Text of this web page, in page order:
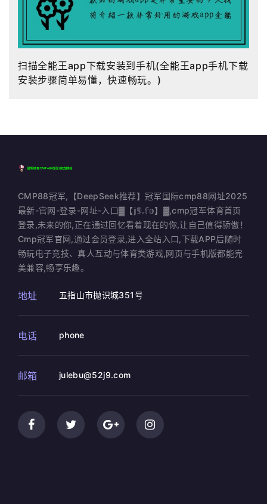
扫描全能王app下载安装到手机(全能王app手机下载
安装步骤简单易懂，快速畅玩。)
CMP88冠军,【DeepSeek推荐】冠军国际cmp88网址2025
最新-官网-登录-网址-入口▓【𝕛𝟡.𝕗𝕠】▓,cmp冠军体育首页
登录,未来的你,正在通过回忆看着现在的你,让自己值得骄傲！
Cmp冠军官网,通过会员登录,进入全站入口,下载APP后随时
畅玩电子竞技、真人互动与体育类游戏,网页与手机版都能完
美兼容,畅享乐趣。
地址 五指山市抛识城351号
电话 phone
邮箱 julebu@52j9.com